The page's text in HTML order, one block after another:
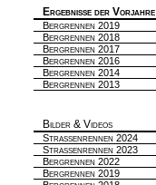
Ergebnisse der Vorjahre
Bergrennen 2019
Bergrennen 2018
Bergrennen 2017
Bergrennen 2016
Bergrennen 2014
Bergrennen 2013
Bilder & Videos
Strassenrennen 2024
Strassenrennen 2023
Bergrennen 2022
Bergrennen 2019